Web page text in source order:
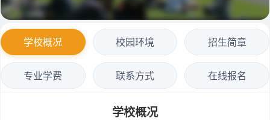
学校概况 校园环境 招生简章
专业学费 联系方式 在线报名
学校概况